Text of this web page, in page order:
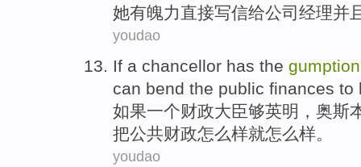
她有魄力直接写信给公司 经理并
youdao
If a chancellor has the gumption
can bend the public finances to
如果一个财政大臣够英明 ， 奥斯
把公共财政怎么样就怎么样。
youdao